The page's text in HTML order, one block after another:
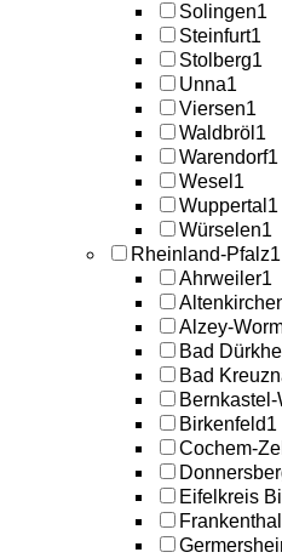
Solingen1
Steinfurt1
Stolberg1
Unna1
Viersen1
Waldbröl 1
Warendorf1
Wesel 1
Wuppertal 1
Würselen1
Rheinland-Pfalz1
Ahrweiler1
Alzey-
Bad
Bad
Birkenfeld1
Cochem-Zell
Eifelkreis